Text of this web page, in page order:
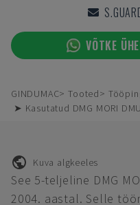
VÕTKE
GINDUMAC Tooted
➤ Kasutatud DMG MORI
Kuva algkeeles
See 5-teljeline DMG
2004. aastal. Selle